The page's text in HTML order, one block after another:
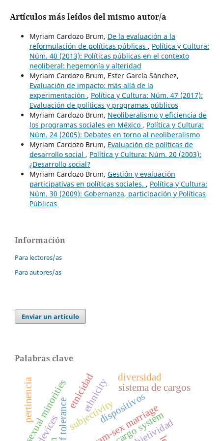
Artículos más leídos del mismo autor/a
Myriam Cardozo Brum, De la evaluación a la
reformulación de políticas públicas , Política y Cultura:
Núm. 40 (2013): Políticas públicas en el contexto
neoliberal: hegemonía y alteridad
Myriam Cardozo Brum, Ester García Sánchez,
Evaluación de impacto: más allá de la
experimentación , Política y Cultura: Núm. 47 (2017):
Evaluación de políticas y programas públicos
Myriam Cardozo Brum, Neoliberalismo y eficiencia de
los programas sociales en México , Política y Cultura:
Núm. 24 (2005): Debates en torno al neoliberalismo
Myriam Cardozo Brum, Evaluación de políticas de
desarrollo social , Política y Cultura: Núm. 20 (2003):
¿Desarrollo social?
Myriam Cardozo Brum, Gestión y evaluación
participativas en políticas sociales. , Política y Cultura:
Núm. 30 (2009): Gobernanza, participación y Políticas
Públicas
Información
Para lectores/as
Para autores/as
Enviar un artículo
Palabras clave
cargo system
dispositivos
subjectivitysam-sex marriage
sexual minorities
devices
ethnicity sistema de cargos
etnicidad diversidad
pertinencia